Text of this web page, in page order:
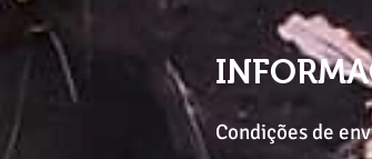
Condições de